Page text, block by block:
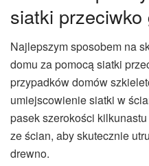
siatki
Najlepszym sposobem na
domu za pomocą siatki
przypadków domów
umiejscowienie siatki w
pasek szerokości
ze ścian, aby skutecznie
drewno.